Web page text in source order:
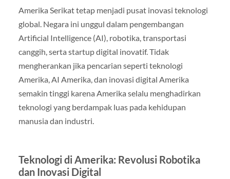
Amerika Serikat tetap menjadi pusat inovasi teknologi
global. Negara ini unggul dalam pengembangan
Artificial Intelligence (AI), robotika, transportasi
canggih, serta startup digital inovatif. Tidak
mengherankan jika pencarian seperti teknologi
Amerika, AI Amerika, dan inovasi digital Amerika
semakin tinggi karena Amerika selalu menghadirkan
teknologi yang berdampak luas pada kehidupan
manusia dan industri.
Teknologi di Amerika: Revolusi Robotika
dan Inovasi Digital